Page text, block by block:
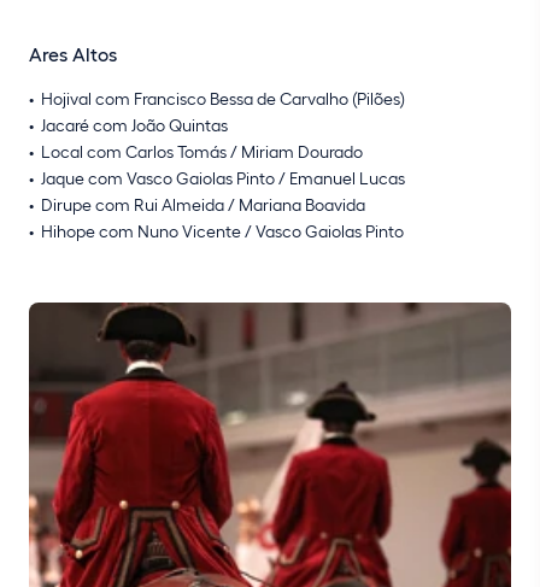
Ares Altos
Hojival com Francisco Bessa de Carvalho (Pilões)
Jacaré com João Quintas
Local com Carlos Tomás / Miriam Dourado
Jaque com Vasco Gaiolas Pinto / Emanuel Lucas
Dirupe com Rui Almeida / Mariana Boavida
Hihope com Nuno Vicente / Vasco Gaiolas Pinto